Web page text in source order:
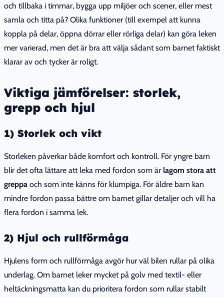
och tillbaka i timmar, bygga upp miljöer och scener, eller mest
samla och titta på? Olika funktioner (till exempel att kunna
koppla på delar, öppna dörrar eller rörliga delar) kan göra leken
mer varierad, men det är bra att välja sådant som barnet faktiskt
klarar av och tycker är roligt.
Viktiga jämförelser: storlek,
grepp och hjul
1) Storlek och vikt
Storleken påverkar både komfort och kontroll. För yngre barn
blir det ofta lättare att leka med fordon som är lagom stora att
greppa och som inte känns för klumpiga. För äldre barn kan
mindre fordon passa bättre om barnet gillar detaljer och vill ha
flera fordon i samma lek.
2) Hjul och rullförmåga
Hjulens form och rullförmåga avgör hur väl bilen rullar på olika
underlag. Om barnet leker mycket på golv med textil- eller
heltäckningsmatta kan du prioritera fordon som rullar stabilt